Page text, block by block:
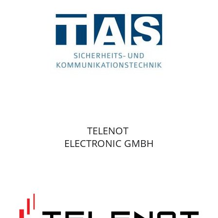
TELENOT
ELECTRONIC GMBH